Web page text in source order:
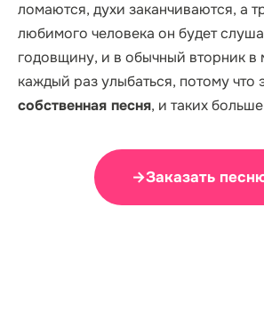
ломаются, духи заканчиваются, а
любимого человека он будет
годовщину, и в обычный вторник в
каждый раз улыбаться, потому что
собственная песня, и таких
→Заказать